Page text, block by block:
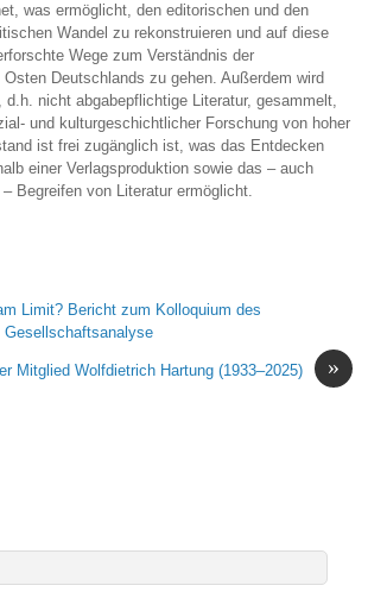
was ermöglicht, den editorischen und den
Wandel zu rekonstruieren und auf diese
Wege zum Verständnis der
Deutschlands zu gehen. Außerdem wird
d.h. nicht abgabepflichtige Literatur, gesammelt,
und kulturgeschichtlicher Forschung von hoher
ist frei zugänglich ist, was das Entdecken
einer Verlagsproduktion sowie das – auch
Begreifen von Literatur ermöglicht.
Limit? Bericht zum Kolloquium des
»
Mitglied Wolfdietrich Hartung (1933–2025)